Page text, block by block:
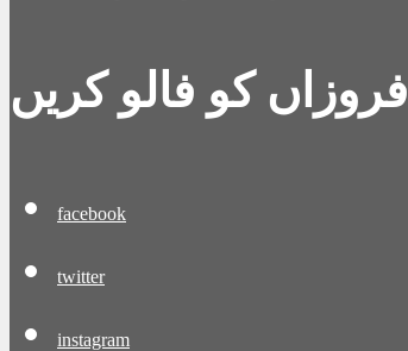
فروزاں کو فالو کریں
facebook
twitter
instagram